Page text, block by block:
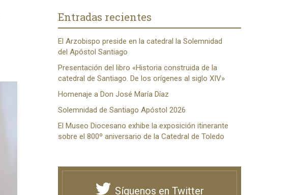
Entradas recientes
El Arzobispo preside en la catedral la Solemnidad
del Apóstol Santiago
Presentación del libro «Historia construida de la
catedral de Santiago. De los orígenes al siglo XIV»
Homenaje a Don José María Díaz
Solemnidad de Santiago Apóstol 2026
El Museo Diocesano exhibe la exposición itinerante
sobre el 800º aniversario de la Catedral de Toledo
Síguenos en Twitter